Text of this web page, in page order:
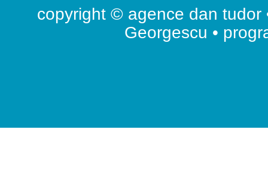
copyright © agence dan tudor
Georgescu •